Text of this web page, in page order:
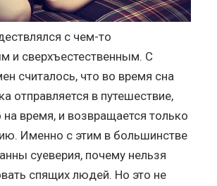
с чем-то
и сверхъестественным. С
считалось, что во время сна
отправляется в путешествие,
на время, и возвращается только
Именно с этим в большинстве
суеверия, почему нельзя
спящих людей. Но это не